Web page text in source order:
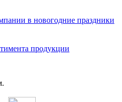
в новогодние праздники
продукции